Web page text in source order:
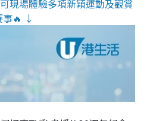
現場體驗多項新穎運動及觀賞
事🔥 ↓